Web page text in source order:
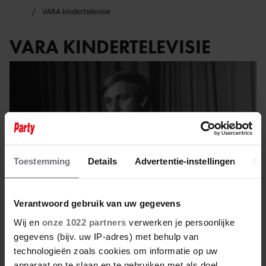
Toestemming Details Advertentie-instellingen
Verantwoord gebruik van uw gegevens
Wij en onze 1022 partners verwerken je persoonlijke
gegevens (bijv. uw IP-adres) met behulp van
technologieën zoals cookies om informatie op uw
VARA kindertelevisie
VARA KINDERTELEVISIE
8 juni 2025